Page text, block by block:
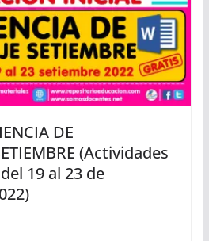
DE
(Actividades
19 al 23 de